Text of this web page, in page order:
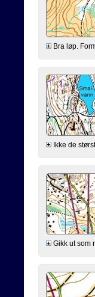
Bra løp.
Ikke de
Gikk ut som